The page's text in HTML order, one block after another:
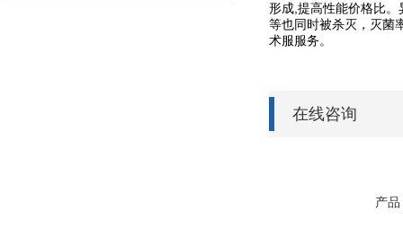
形成,提高性能价格比
等也同时被杀灭，灭菌
术服服务。
在线咨询
产品